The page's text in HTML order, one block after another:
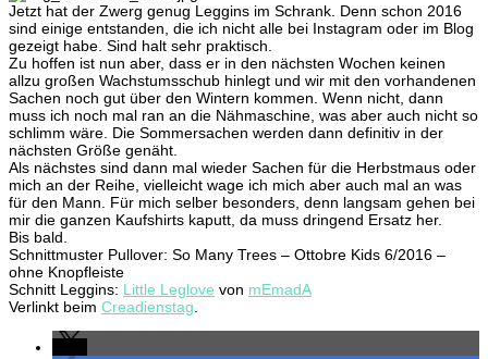
Jetzt hat der Zwerg genug Leggins im Schrank. Denn schon 2016
sind einige entstanden, die ich nicht alle bei Instagram oder im Blog
gezeigt habe. Sind halt sehr praktisch.
Zu hoffen ist nun aber, dass er in den nächsten Wochen keinen
allzu großen Wachstumsschub hinlegt und wir mit den vorhandenen
Sachen noch gut über den Wintern kommen. Wenn nicht, dann
muss ich noch mal ran an die Nähmaschine, was aber auch nicht so
schlimm wäre. Die Sommersachen werden dann definitiv in der
nächsten Größe genäht.
Als nächstes sind dann mal wieder Sachen für die Herbstmaus oder
mich an der Reihe, vielleicht wage ich mich aber auch mal an was
für den Mann. Für mich selber besonders, denn langsam gehen bei
mir die ganzen Kaufshirts kaputt, da muss dringend Ersatz her.
Bis bald.
Schnittmuster Pullover: So Many Trees – Ottobre Kids 6/2016 –
ohne Knopfleiste
Schnitt Leggins: Little Leglove von mEmadA
Verlinkt beim Creadienstag